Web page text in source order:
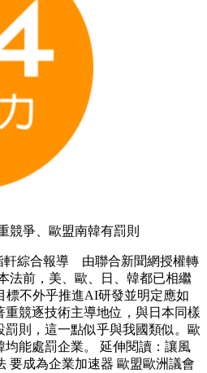
競爭、歐盟南韓有罰則
軒綜合報導 由聯合新聞網授權轉
法前，美、歐、日、韓都已相繼
標不外乎推進AI研發並明定應如
競逐技術主導地位，與日本同樣
則，這一點似乎與我國類似。歐
均能處罰企業。 延伸閱讀：讓風
要成為企業加速器 歐盟歐洲議會